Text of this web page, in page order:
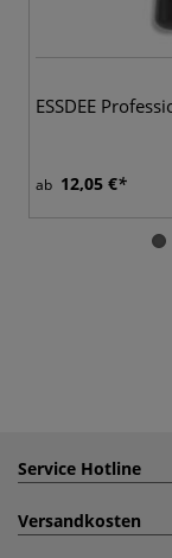
ESSDEE
ab 12,05 €
Service Hotline
Versandkosten